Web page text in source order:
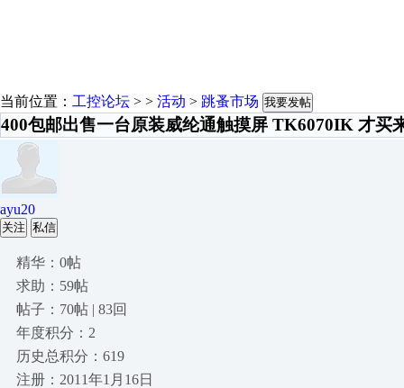
当前位置： 工控论坛 > > 活动 > 跳蚤市场 我要发帖
400包邮出售一台原装威纶通触摸屏 TK6070IK 才买
ayu20
关注 私信
精华：0帖
求助：59帖
帖子：70帖 | 83回
年度积分：2
历史总积分：619
注册：2011年1月16日